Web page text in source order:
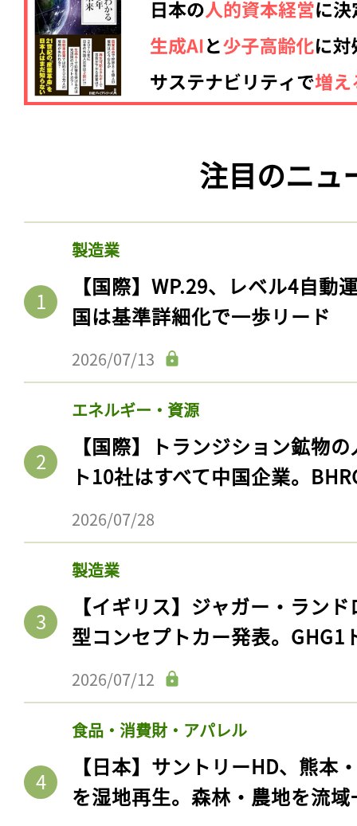
注目のニュ
製造業
【国際】WP.29、レベル4自動
国は基準詳細化で一歩リード
2026/07/13
エネルギー・資源
【国際】トランジション鉱物
ト10社はすべて中国企業。
2026/07/28
製造業
【イギリス】ジャガー・ラン
型コンセプトカー発表。GHG1
2026/07/12
食品・消費財・アパレル
【日本】サントリーHD、熊本
を湿地再生。森林・農地を流